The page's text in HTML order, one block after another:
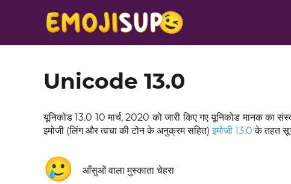
Unicode 13.0
यूनिकोड 13.0 10 मार्च, 2020 को जारी किए गए यूनिकोड मानक का
इमोजी (लिंग और त्वचा की टोन के अनुक्रम सहित)इमोजी 13.0 के तहत
🥲 आँसुओं वाला मुस्काता चेहरा